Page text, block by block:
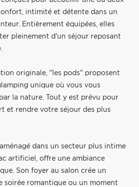
intimité et détente dans un
Entièrement équipées, elles
pleinement d'un séjour reposant
originale, "les pods" proposent
unique où vous vous
la nature. Tout y est prévu pour
et rendre votre séjour des plus
dans un secteur plus intime
artificiel, offre une ambiance
Son foyer au salon crée un
soirée romantique ou un moment